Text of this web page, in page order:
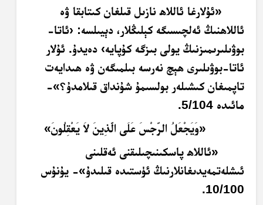
«ئۇلارغا ئاللاھ نازىل قىلغان كىتابقا ۋە
ئاللاھنىڭ ئەلچىسىگە كېلىڭلار، دېيىلسە: ‹ئاتا-
بوۋىلىرىمىزنىڭ يولى بىزگە كۇپايە› دەيدۇ. ئۇلار
ئاتا-بوۋىلىرى ھېچ نەرسە بىلمىگەن ۋە ھىدايەت
تاپمىغان كىشىلەر بولسىمۇ شۇنداق قىلامدۇ؟»-
مائىدە 5/104.
«وَيَجْعَلُ الرِّجْسَ عَلَى الَّذِينَ لاَ يَعْقِلُونَ»
«ئاللاھ پاسكىنىچىلىقنى ئەقلىنى
ئىشلەتمەيدىغانلارنىڭ ئۈستىدە قىلىدۇ»- يۇنۇس
10/100.